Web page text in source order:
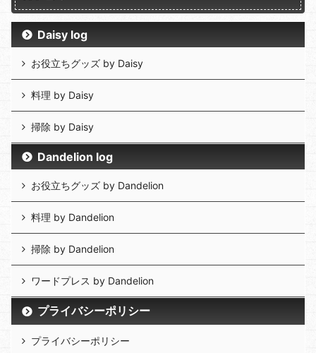
Daisy log
お役立ちグッズ by Daisy
料理 by Daisy
掃除 by Daisy
Dandelion log
お役立ちグッズ by Dandelion
料理 by Dandelion
掃除 by Dandelion
ワードプレス by Dandelion
プライバシーポリシー
プライバシーポリシー